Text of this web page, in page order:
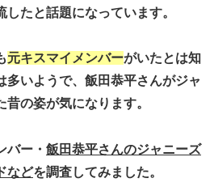
たと話題になっています。
元キスマイメンバーがいたとは知
多いようで、飯田恭平さんがジャ
の姿が気になります。
バー・ 飯田恭平さんのジャニーズ
などを調査してみました。